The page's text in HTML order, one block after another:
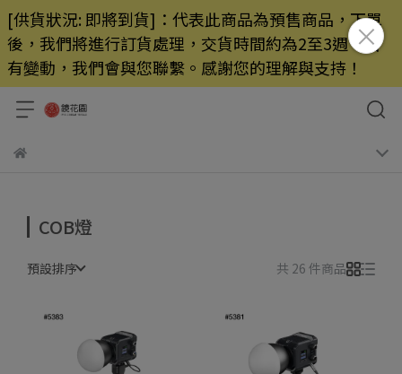
[供貨狀況: 即將到貨]：代表此商品為預售商品，下單
後，我們將進行訂貨處理，交貨時間約為2至3週，若
有變動，我們會與您聯繫。感謝您的理解與支持！
COB燈
預設排序 共 26 件商品